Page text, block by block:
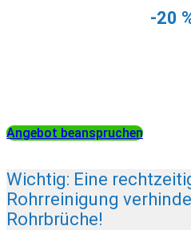
-20
Angebot beanspruchen
Wichtig: Eine
Rohrreinigung
Rohrbrüche!